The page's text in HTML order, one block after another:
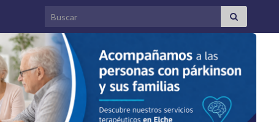
Search for: